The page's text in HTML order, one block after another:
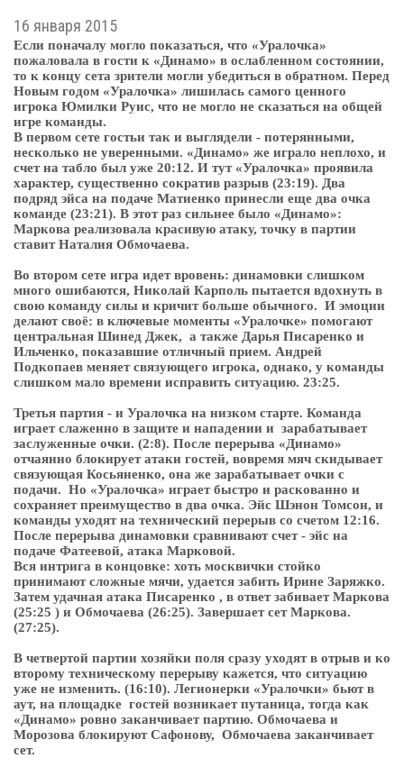
16 января 2015
Если поначалу могло показаться, что «Уралочка»
пожаловала в гости к «Динамо» в ослабленном состоянии,
то к концу сета зрители могли убедиться в обратном. Перед
Новым годом «Уралочка» лишилась самого ценного
игрока Юмилки Руис, что не могло не сказаться на общей
игре команды.
В первом сете гостьи так и выглядели - потерянными,
несколько не уверенными. «Динамо» же играло неплохо, и
счет на табло был уже 20:12. И тут «Уралочка» проявила
характер, существенно сократив разрыв (23:19). Два
подряд эйса на подаче Матиенко принесли еще два очка
команде (23:21). В этот раз сильнее было «Динамо»:
Маркова реализовала красивую атаку, точку в партии
ставит Наталия Обмочаева.
Во втором сете игра идет вровень: динамовки слишком
много ошибаются, Николай Карполь пытается вдохнуть в
свою команду силы и кричит больше обычного. И эмоции
делают своё: в ключевые моменты «Уралочке» помогают
центральная Шинед Джек, а также Дарья Писаренко и
Ильченко, показавшие отличный прием. Андрей
Подкопаев меняет связующего игрока, однако, у команды
слишком мало времени исправить ситуацию. 23:25.
Третья партия - и Уралочка на низком старте. Команда
играет слаженно в защите и нападении и зарабатывает
заслуженные очки. (2:8). После перерыва «Динамо»
отчаянно блокирует атаки гостей, вовремя мяч скидывает
связующая Косьяненко, она же зарабатывает очки с
подачи. Но «Уралочка» играет быстро и раскованно и
сохраняет преимущество в два очка. Эйс Шэнон Томсон, и
команды уходят на технический перерыв со счетом 12:16.
После перерыва динамовки сравнивают счет - эйс на
подаче Фатеевой, атака Марковой.
Вся интрига в концовке: хоть москвички стойко
принимают сложные мячи, удается забить Ирине Заряжко.
Затем удачная атака Писаренко , в ответ забивает Маркова
(25:25 ) и Обмочаева (26:25). Завершает сет Маркова.
(27:25).
В четвертой партии хозяйки поля сразу уходят в отрыв и ко
второму техническому перерыву кажется, что ситуацию
уже не изменить. (16:10). Легионерки «Уралочки» бьют в
аут, на площадке гостей возникает путаница, тогда как
«Динамо» ровно заканчивает партию. Обмочаева и
Морозова блокируют Сафонову, Обмочаева заканчивает
сет.